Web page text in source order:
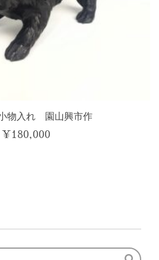
物入れ 園山興市作
¥180,000